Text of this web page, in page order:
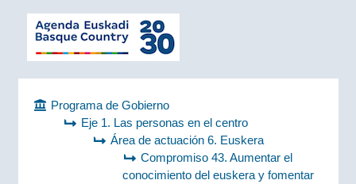
Programa de Gobierno
Eje 1. Las personas en el centro
Área de actuación 6. Euskera
Compromiso 43. Aumentar el
conocimiento del euskera y fomentar